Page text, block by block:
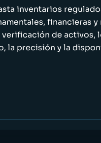
inventarios
financieras
de activos,
la precisión y la